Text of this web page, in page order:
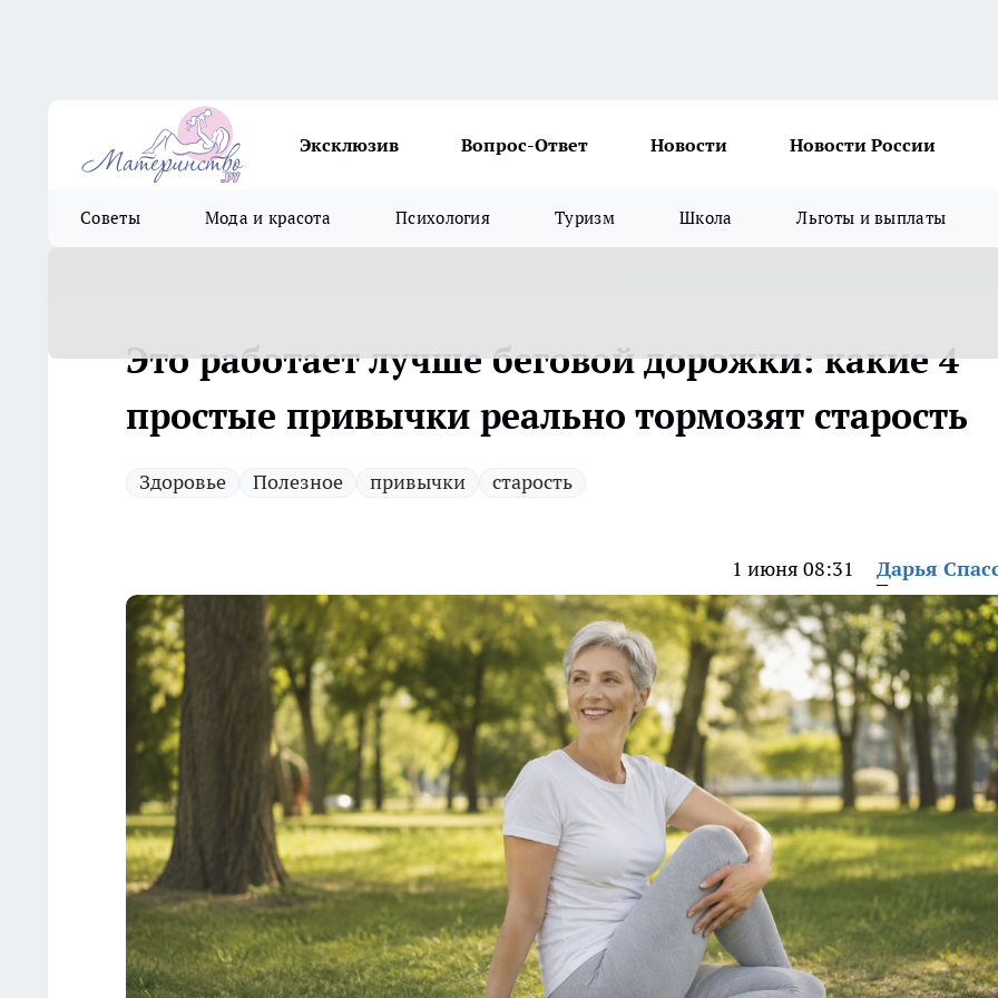
Эксклюзив Вопрос-Ответ Новости Новости России
Советы Мода и красота Психология Туризм Школа Льготы и выплаты
Это работает лучше беговой дорожки: какие 4
простые привычки реально тормозят старость
Здоровье Полезное привычки старость
1 июня 08:31 Дарья